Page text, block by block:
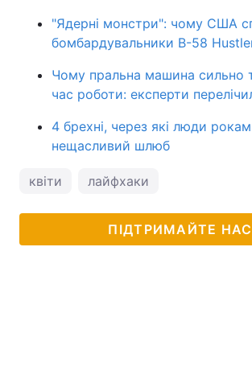
"Ядерні монстри": чому США
бомбардувальники B-58
Чому пральна машина сильно
час роботи: експерти
4 брехні, через які люди
нещасливий шлюб
квіти лайфхаки
ПІДТРИМАЙТЕ НАС